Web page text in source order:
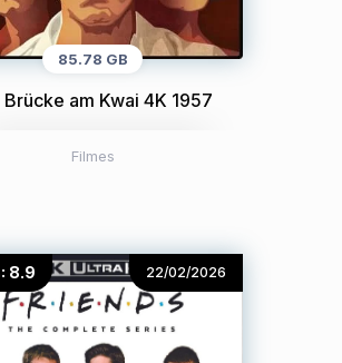
85.78 GB
Brücke am Kwai 4K 1957
Filmes
8.9 22/02/2026